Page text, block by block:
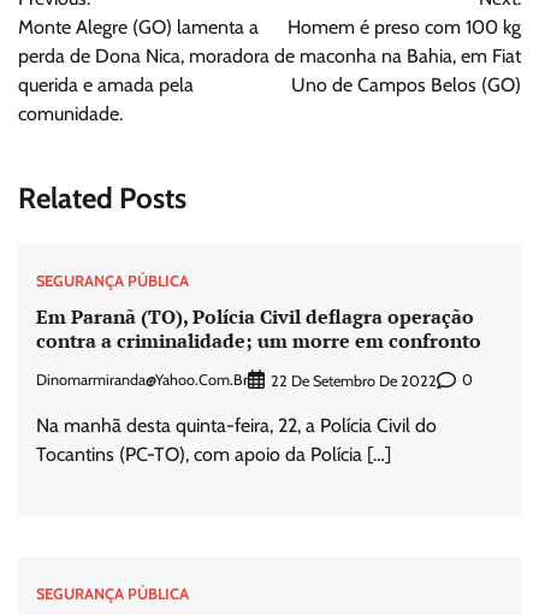
de
Post
Monte Alegre (GO) lamenta a
perda de Dona Nica, moradora
querida e amada pela
comunidade.
Homem é preso com 100 kg
de maconha na Bahia, em Fiat
Uno de Campos Belos (GO)
Related Posts
SEGURANÇA PÚBLICA
Em Paranã (TO), Polícia Civil deflagra operação
contra a criminalidade; um morre em confronto
Dinomarmiranda@yahoo.com.br 22 De Setembro De 2022 0
Na manhã desta quinta-feira, 22, a Polícia Civil do
Tocantins (PC-TO), com apoio da Polícia […]
SEGURANÇA PÚBLICA